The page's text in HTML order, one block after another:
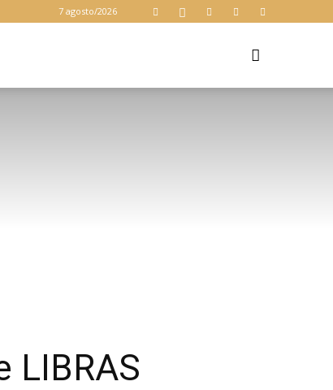
7 agosto/2026
LIBRAS